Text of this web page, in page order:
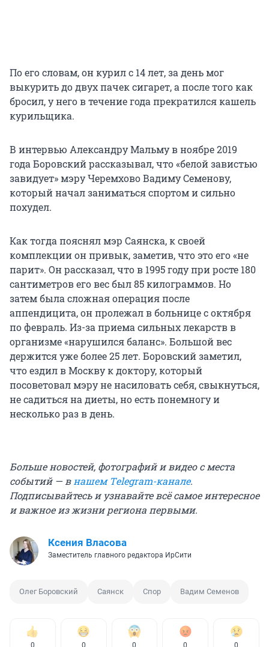
По его словам, он курил с 14 лет, за день мог
выкурить до двух пачек сигарет, а после того как
бросил, у него в течение года прекратился кашель
курильщика.
В интервью Александру Мальму в ноябре 2019
года Боровский рассказывал, что «белой завистью
завидует» мэру Черемхово Вадиму Семенову,
который начал заниматься спортом и сильно
похудел.
Как тогда пояснял мэр Саянска, к своей
комплекции он привык, заметив, что это его «не
парит». Он рассказал, что в 1995 году при росте 180
сантиметров его вес был 85 килограммов. Но
затем была сложная операция после
аппендицита, он пролежал в больнице с октября
по февраль. Из-за приема сильных лекарств в
организме «нарушился баланс». Большой вес
держится уже более 25 лет. Боровский заметил,
что ездил в Москву к доктору, который
посоветовал мэру не насиловать себя, свыкнуться,
не садиться на диеты, но есть понемногу и
несколько раз в день.
Больше новостей, фотографий и видео с места
событий — в нашем Тelegram-канале.
Подписывайтесь и узнавайте всё самое интересное
и важное из жизни региона первыми.
Ксения Власова
Заместитель главного редактора ИрСити
Олег Боровский Саянск Спор Вадим Семенов
0 0 0 0 0